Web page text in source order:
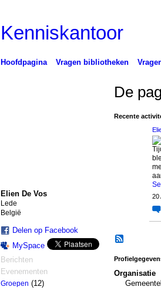
Kenniskantoor
Hoofdpagina Vragen bibliotheken
Elien De Vos
Lede
België
Delen op Facebook
MySpace
Berichten
Evenementen
Groepen (12)
De
Recente
20
Organisatie